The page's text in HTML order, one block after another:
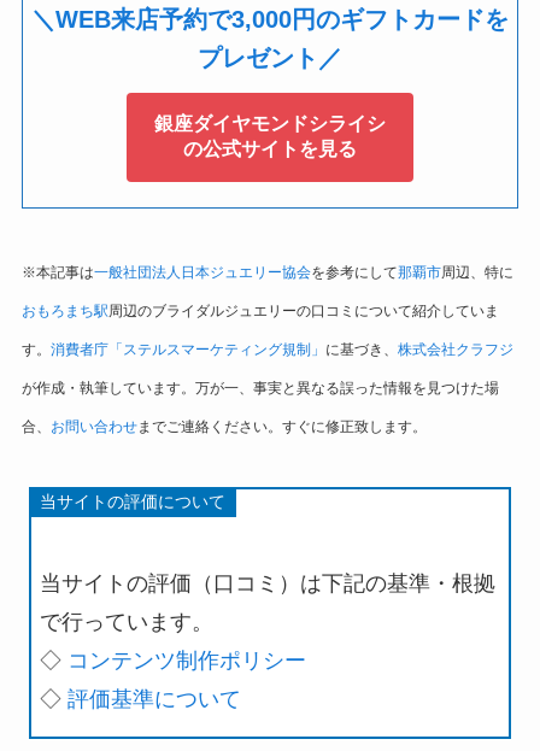
＼WEB来店予約で3,000円のギフトカードを
プレゼント／
銀座ダイヤモンドシライシ
の公式サイトを見る
※本記事は一般社団法人日本ジュエリー協会を参考にして那覇市周辺、特に
おもろまち駅周辺のブライダルジュエリーの口コミについて紹介していま
す。 消費者庁「ステルスマーケティング規制」 に基づき、 株式会社クラフジ
が作成・執筆しています。万が一、事実と異なる誤った情報を見つけた場
合、 お問い合わせまでご連絡ください。すぐに修正致します。
当サイトの評価について
当サイトの評価（口コミ）は下記の基準・根拠
で行っています。
◇ コンテンツ制作ポリシー
◇評価基準について